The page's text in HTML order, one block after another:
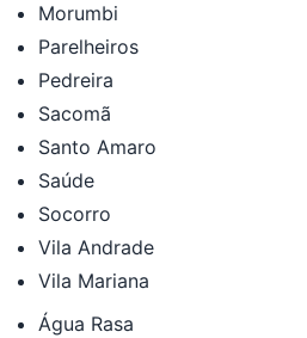
Morumbi
Parelheiros
Pedreira
Sacomã
Santo Amaro
Saúde
Socorro
Vila Andrade
Vila Mariana
Água Rasa